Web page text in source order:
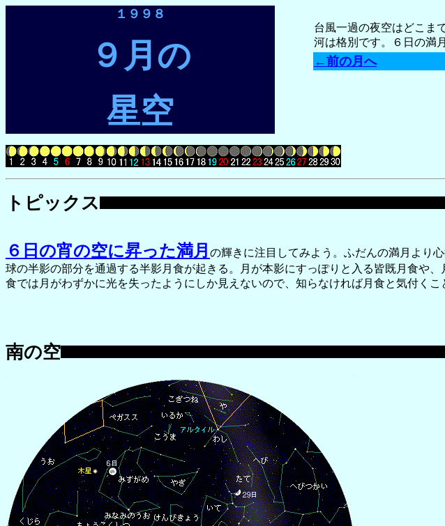
１９９８
９月の
星空
台風一過の夜空はどこま
河は格別です。６日の満
←前の月へ
トピックス
６日の宵の空に昇った満月 の輝きに注目してみよう。ふだんの満月より
球の半影の部分を通過する半影月食が起きる。月が本影にすっぽりと入る皆既月食や
食では月がわずかに光を失ったようにしか見えないので、知らなければ月食と気付くこ
南の空